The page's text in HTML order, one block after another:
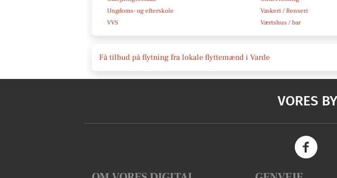
Ungdoms- og efterskole
Vaskeri / Renseri
VVS
Værtshus / bar
Få tilbud på flytning fra lokale flyttemænd i Varde
VORES BY